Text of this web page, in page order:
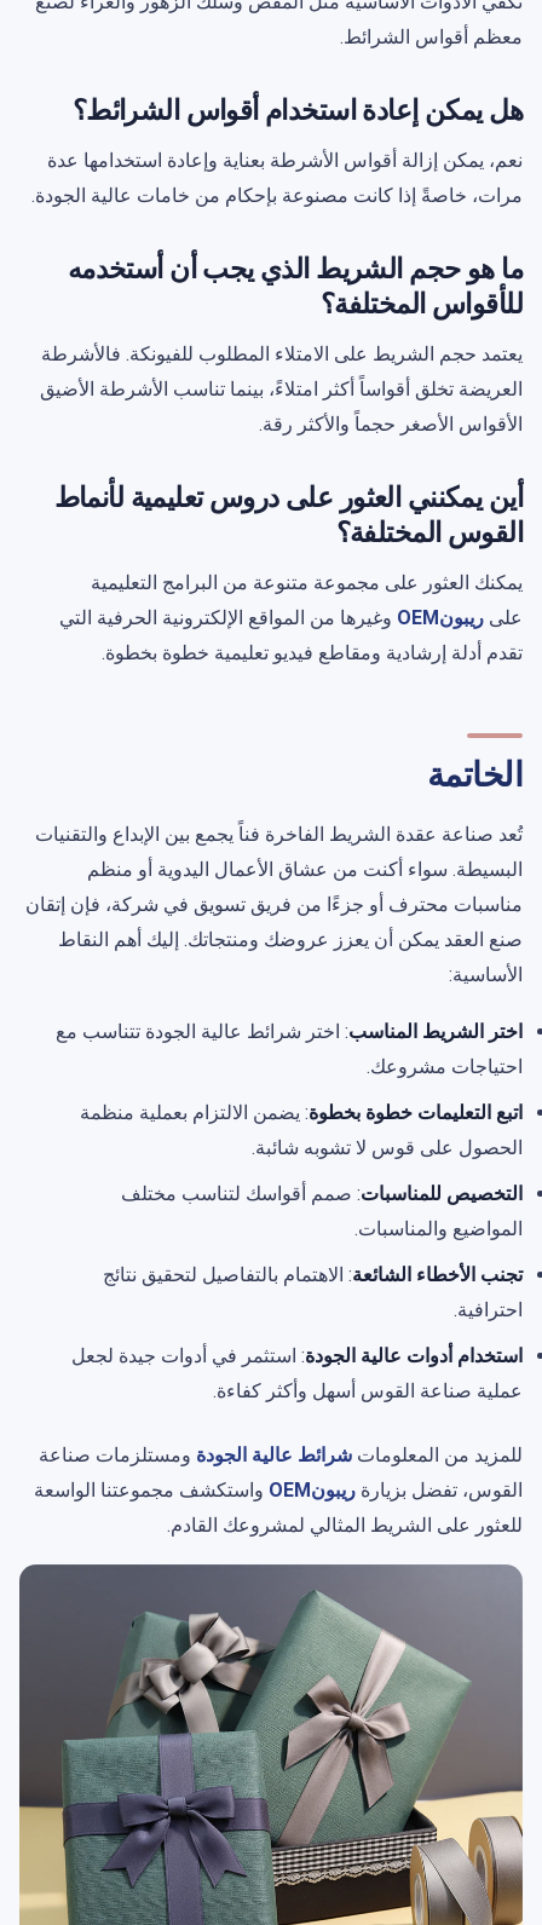
معظم أقواس الشرائط.
هل يمكن إعادة استخدام أقواس الشرائط؟
نعم، يمكن إزالة أقواس الأشرطة بعناية وإعادة استخدامها عدة
مرات، خاصةً إذا كانت مصنوعة بإحكام من خامات عالية الجودة.
ما هو حجم الشريط الذي يجب أن أستخدمه
للأقواس المختلفة؟
يعتمد حجم الشريط على الامتلاء المطلوب للفيونكة. فالأشرطة
العريضة تخلق أقواساً أكثر امتلاءً، بينما تناسب الأشرطة الأضيق
الأقواس الأصغر حجماً والأكثر رقة.
أين يمكنني العثور على دروس تعليمية لأنماط
القوس المختلفة؟
يمكنك العثور على مجموعة متنوعة من البرامج التعليمية
على ريبونOEM
وغيرها من المواقع الإلكترونية الحرفية التي
تقدم أدلة إرشادية ومقاطع فيديو تعليمية خطوة بخطوة.
الخاتمة
تُعد صناعة عقدة الشريط الفاخرة فناً يجمع بين الإبداع والتقنيات
البسيطة. سواء أكنت من عشاق الأعمال اليدوية أو منظم
مناسبات محترف أو جزءًا من فريق تسويق في شركة، فإن إتقان
صنع العقد يمكن أن يعزز عروضك ومنتجاتك. إليك أهم النقاط
الأساسية:
اختر الشريط المناسب: اختر شرائط عالية الجودة تتناسب مع
احتياجات مشروعك.
اتبع التعليمات خطوة بخطوة: يضمن الالتزام بعملية منظمة
الحصول على قوس لا تشوبه شائبة.
التخصيص للمناسبات: صمم أقواسك لتناسب مختلف
المواضيع والمناسبات.
تجنب الأخطاء الشائعة: الاهتمام بالتفاصيل لتحقيق نتائج
احترافية.
استخدام أدوات عالية الجودة: استثمر في أدوات جيدة لجعل
عملية صناعة القوس أسهل وأكثر كفاءة.
للمزيد من المعلومات شرائط عالية الجودة ومستلزمات صناعة
القوس، تفضل بزيارة ريبونOEM
واستكشف مجموعتنا الواسعة
للعثور على الشريط المثالي لمشروعك القادم.